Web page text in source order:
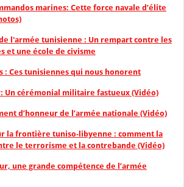
marines: Cette force navale d’élite
l'armée tunisienne : Un rempart contre les
et une école de civisme
: Ces tunisiennes qui nous honorent
Un cérémonial militaire fastueux (Vidéo)
d’honneur de l’armée nationale (Vidéo)
la frontière tuniso-libyenne : comment la
le terrorisme et la contrebande (Vidéo)
une grande compétence de l’armée